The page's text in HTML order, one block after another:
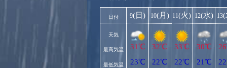
日付
天気
最高気温
最低気温
9(日)
31℃
23℃
10(月)
32℃
22℃
11(火)
33℃
22℃
12(水)
30℃
21℃
13(